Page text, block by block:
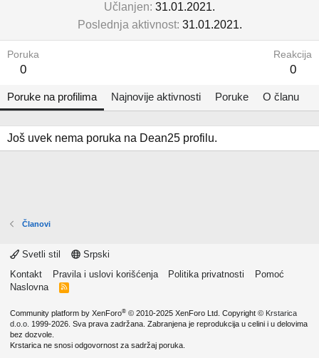
Učlanjen 31.01.2021.
Poslednja aktivnost 31.01.2021.
Poruka
0
Reakcija
0
Poruke na profilima Najnovije aktivnosti Poruke O članu
Još uvek nema poruka na Dean25 profilu.
Članovi
Svetli stil
Srpski
Kontakt
Pravila i uslovi korišćenja Politika privatnosti
Pomoć
Naslovna
R
Community platform by XenForo® © 2010-2025 XenForo Ltd. Copyright © Krstarica
d.o.o. 1999-2026. Sva prava zadržana. Zabranjena je reprodukcija u celini i u delovima
bez dozvole.
Krstarica ne snosi odgovornost za sadržaj poruka.